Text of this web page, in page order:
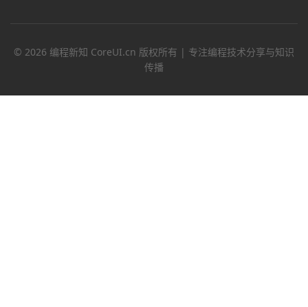
© 2026 编程新知 CoreUI.cn 版权所有 | 专注编程技术分享与知识
传播